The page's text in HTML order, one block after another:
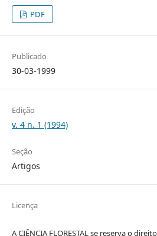
PDF
Publicado
30-03-1999
Edição
v. 4 n. 1 (1994)
Seção
Artigos
Licença
A CIÊNCIA FLORESTAL se reserva o